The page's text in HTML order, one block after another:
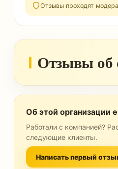
Отзывы проходят
Отзывы об
Об этой организации
Работали с компанией?
следующие клиенты.
Написать первый